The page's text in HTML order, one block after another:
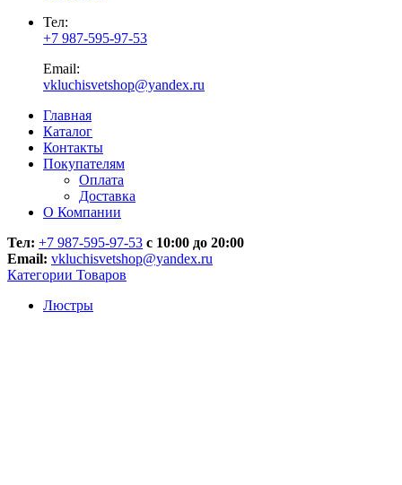
Тел:
+7 987-595-97-53
Email:
vkluchisvetshop@yandex.ru
Главная
Каталог
Контакты
Покупателям
Оплата
Доставка
О Компании
Тел: +7 987-595-97-53 с 10:00 до 20:00
Email: vkluchisvetshop@yandex.ru
Категории Товаров
Люстры